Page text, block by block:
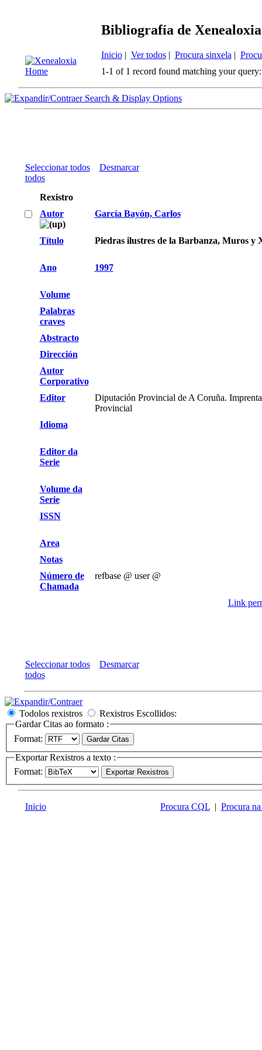
Bibliografía de
Inicio| Ver todos| Procura sinxela |
1-1 of 1 record found matching your query:
Search & Display Options
Seleccionar todos
Desmarcar
todos
Rexistro
Autor
García Bayón, Carlos
Título Piedras ilustres de la Barbanza, Muros y
Ano 1997
Volume
Palabras
craves
Abstracto
Dirección
Autor
Corporativo
Editor
Diputación Provincial de A Coruña. Imprenta
Provincial
Idioma
Editor da
Serie
Volume da
Serie
ISSN
Area
Notas
Número de
Chamada
refbase @ user @
Link
Seleccionar todos
Desmarcar
todos
Todolos rexistros
Rexistros Escollidos:
Gardar Citas ao formato :
Format:
Exportar Rexistros a texto :
Format:
Inicio Procura CQL| Procura